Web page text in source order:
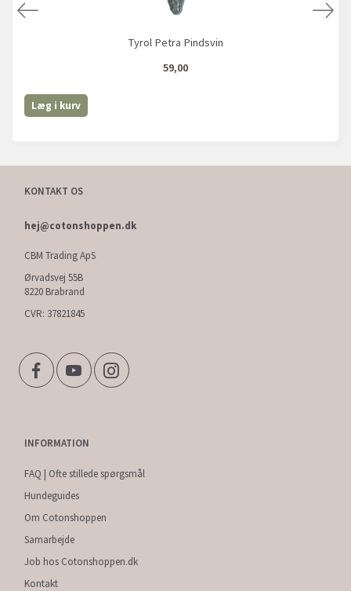
Tyrol Petra Pindsvin
59,00
Læg i kurv
KONTAKT OS
hej@cotonshoppen.dk
CBM Trading ApS
Ørvadsvej 55B
8220 Brabrand
CVR: 37821845
INFORMATION
FAQ | Ofte stillede spørgsmål
Hundeguides
Om Cotonshoppen
Samarbejde
Job hos Cotonshoppen.dk
Kontakt